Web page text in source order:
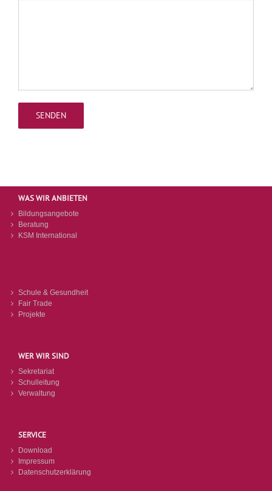
WAS WIR ANBIETEN
Bildungsangebote
Beratung
KSM International
Schule & Gesundheit
Fair Trade
Projekte
WER WIR SIND
Sekretariat
Schulleitung
Verwaltung
SERVICE
Download
Impressum
Datenschutzerklärung